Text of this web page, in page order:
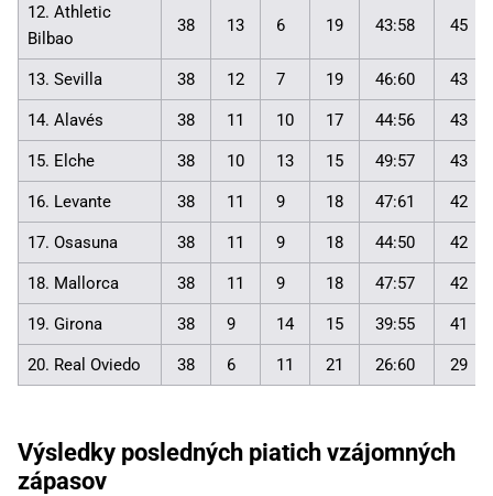
12. Athletic
Bilbao
38 13 6 19 43:58 45
13. Sevilla 38 12 7 19 46:60 43
14. Alavés 38 11 10 17 44:56 43
15. Elche 38 10 13 15 49:57 43
16. Levante 38 11 9 18 47:61 42
17. Osasuna 38 11 9 18 44:50 42
18. Mallorca 38 11 9 18 47:57 42
19. Girona 38 9 14 15 39:55 41
20. Real Oviedo 38 6 11 21 26:60 29
Výsledky posledných piatich vzájomných
zápasov